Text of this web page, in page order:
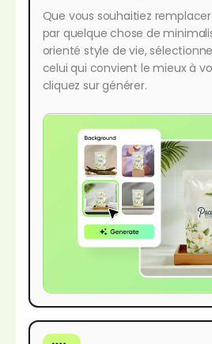
Que vous souhaitiez
par quelque chose de
orienté style de vie,
celui qui convient le mieux à
cliquez sur générer.